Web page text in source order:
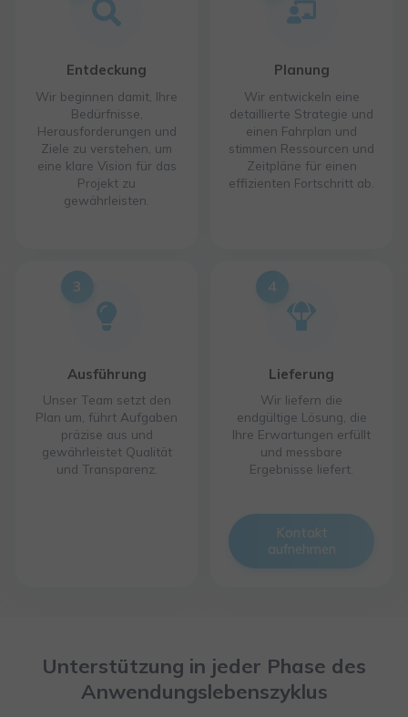
Entdeckung
Wir beginnen damit, Ihre
Bedürfnisse,
Herausforderungen und
Ziele zu verstehen, um
eine klare Vision für das
Projekt zu
gewährleisten.
Planung
Wir entwickeln eine
detaillierte Strategie und
einen Fahrplan und
stimmen Ressourcen und
Zeitpläne für einen
effizienten Fortschritt ab.
3
Ausführung
Unser Team setzt den
Plan um, führt Aufgaben
präzise aus und
gewährleistet Qualität
und Transparenz.
4
Lieferung
Wir liefern die
endgültige Lösung, die
Ihre Erwartungen erfüllt
und messbare
Ergebnisse liefert.
Kontakt
aufnehmen
Unterstützung in jeder Phase des
Anwendungslebenszyklus